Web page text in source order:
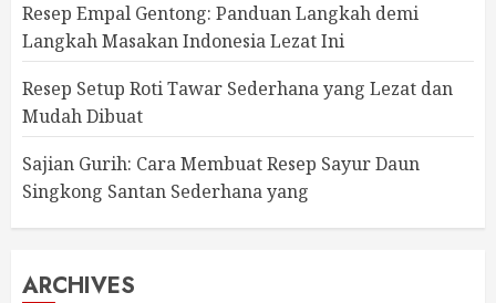
Resep Empal Gentong: Panduan Langkah demi
Langkah Masakan Indonesia Lezat Ini
Resep Setup Roti Tawar Sederhana yang Lezat dan
Mudah Dibuat
Sajian Gurih: Cara Membuat Resep Sayur Daun
Singkong Santan Sederhana yang
ARCHIVES